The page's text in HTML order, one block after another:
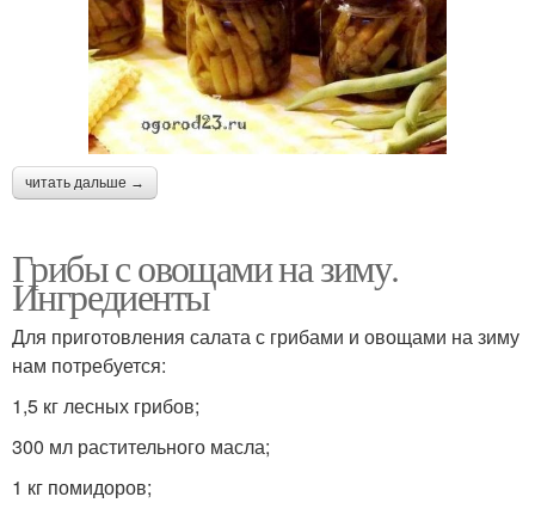
читать дальше →
Грибы с овощами на зиму.
Ингредиенты
Для приготовления салата с грибами и овощами на зиму
нам потребуется:
1,5 кг лесных грибов;
300 мл растительного масла;
1 кг помидоров;